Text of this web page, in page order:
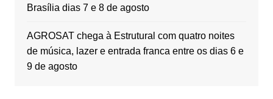
Brasília dias 7 e 8 de agosto
AGROSAT chega à Estrutural com quatro noites
de música, lazer e entrada franca entre os dias 6 e
9 de agosto